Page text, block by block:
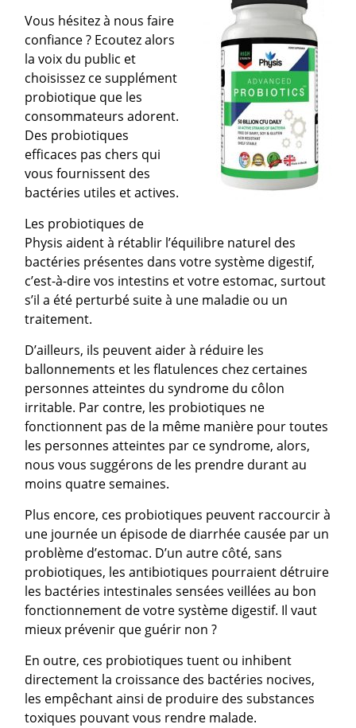
Vous hésitez à nous faire
confiance ? Ecoutez alors
la voix du public et
choisissez ce supplément
probiotique que les
consommateurs adorent.
Des probiotiques
efficaces pas chers qui
vous fournissent des
bactéries utiles et actives.
Les probiotiques de
Physis aident à rétablir l’équilibre naturel des
bactéries présentes dans votre système digestif,
c’est-à-dire vos intestins et votre estomac, surtout
s’il a été perturbé suite à une maladie ou un
traitement.
D’ailleurs, ils peuvent aider à réduire les
ballonnements et les flatulences chez certaines
personnes atteintes du syndrome du côlon
irritable. Par contre, les probiotiques ne
fonctionnent pas de la même manière pour toutes
les personnes atteintes par ce syndrome, alors,
nous vous suggérons de les prendre durant au
moins quatre semaines.
Plus encore, ces probiotiques peuvent raccourcir à
une journée un épisode de diarrhée causée par un
problème d’estomac. D’un autre côté, sans
probiotiques, les antibiotiques pourraient détruire
les bactéries intestinales sensées veillées au bon
fonctionnement de votre système digestif. Il vaut
mieux prévenir que guérir non ?
En outre, ces probiotiques tuent ou inhibent
directement la croissance des bactéries nocives,
les empêchant ainsi de produire des substances
toxiques pouvant vous rendre malade.